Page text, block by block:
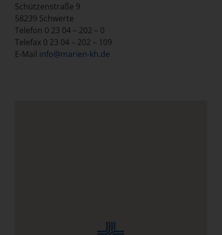
Schützenstraße 9
58239 Schwerte
Telefon 0 23 04 – 202 – 0
Telefax 0 23 04 – 202 – 109
E-Mail info@marien-kh.de